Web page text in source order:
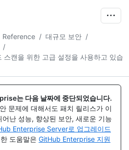
Reference / 대규모 보안 /
/
스캔을 위한 고급 설정을 사용하고 있습
는 다음 날짜에 중단되었습니다.
문제에 대해서도 패치 릴리스가 이
난 성능, 향상된 보안, 새로운 기능
Enterprise Server로 업그레이드
도움말은 GitHub Enterprise 지원